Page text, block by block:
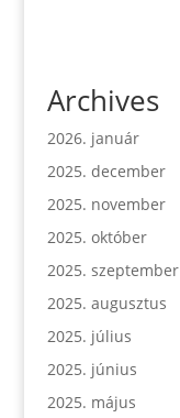
Archives
2026. január
2025. december
2025. november
2025. október
2025. szeptember
2025. augusztus
2025. július
2025. június
2025. május